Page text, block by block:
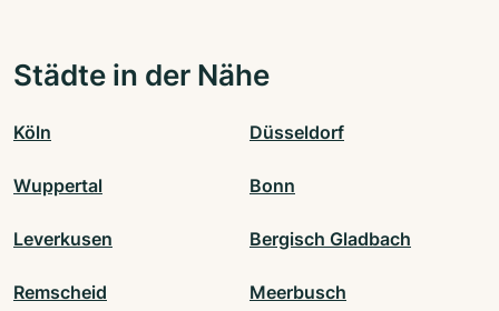
Städte in der Nähe
Köln Düsseldorf
Wuppertal Bonn
Leverkusen Bergisch Gladbach
Remscheid Meerbusch